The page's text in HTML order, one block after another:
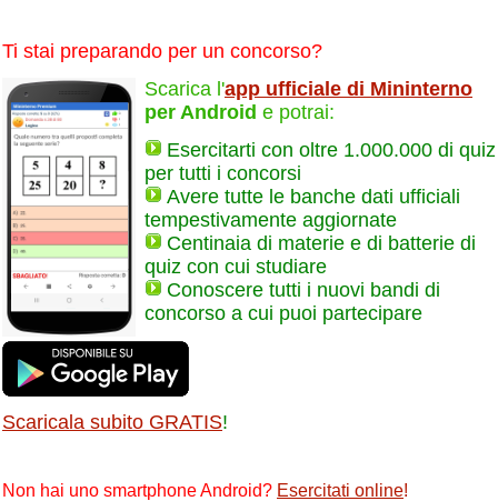
Ti stai preparando per un concorso?
Scarica l'app ufficiale di Mininterno
per Android e potrai:
Esercitarti con oltre 1.000.000 di quiz
per tutti i concorsi
Avere tutte le banche dati ufficiali
tempestivamente aggiornate
Centinaia di materie e di batterie di
quiz con cui studiare
Conoscere tutti i nuovi bandi di
concorso a cui puoi partecipare
Scaricala subito GRATIS!
Non hai uno smartphone Android? Esercitati online!